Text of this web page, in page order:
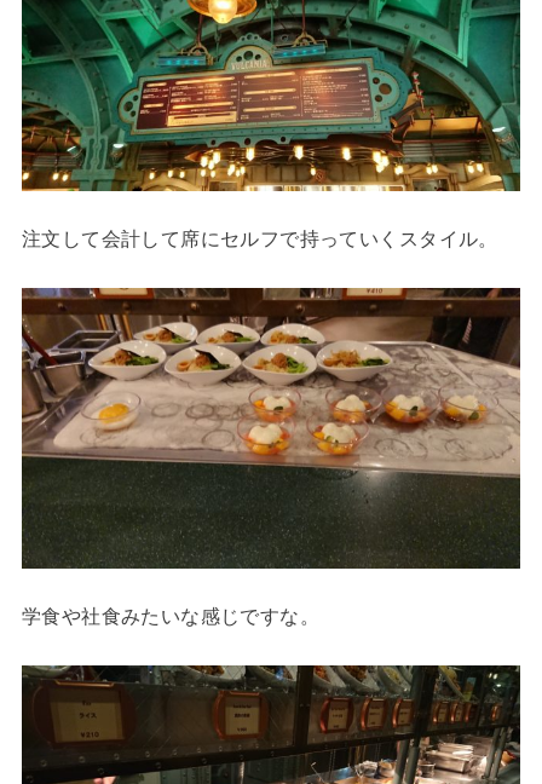
注文して会計して席にセルフで持っていくスタイル。
学食や社食みたいな感じですな。